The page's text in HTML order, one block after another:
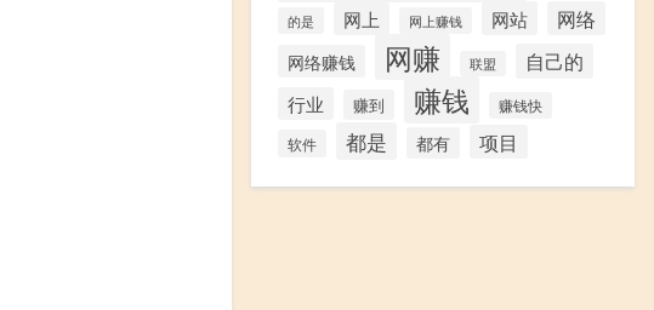
的是 网上 网上赚钱 网站 网络
网络赚钱 网赚 联盟 自己的
行业 赚到 赚钱 赚钱快
软件 都是 都有 项目